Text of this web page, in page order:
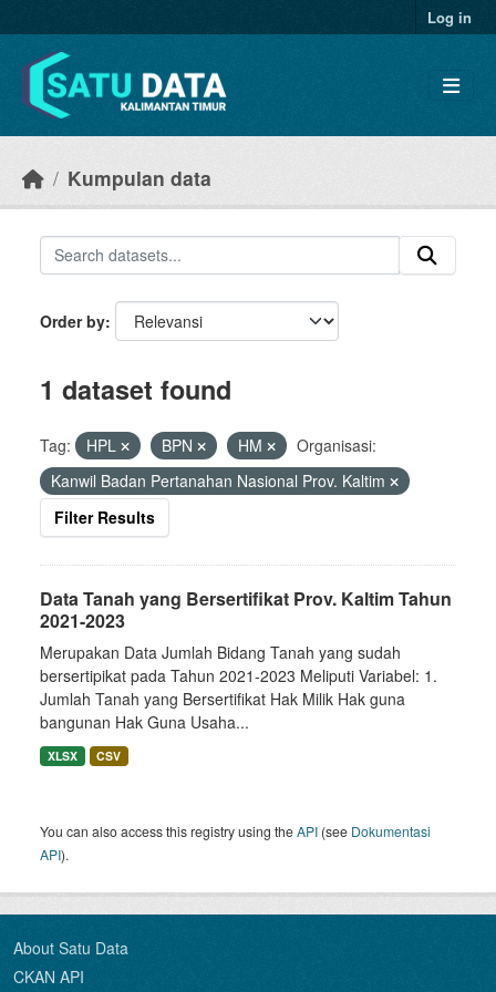
Log in
Kumpulan data
Order by
1 dataset found
Tag: HPL BPN HM
Organisasi:
Kanwil Badan Pertanahan Nasional Prov. Kaltim
Filter Results
Data Tanah yang Bersertifikat Prov. Kaltim Tahun
2021-2023
Merupakan Data Jumlah Bidang Tanah yang sudah
bersertipikat pada Tahun 2021-2023 Meliputi Variabel: 1.
Jumlah Tanah yang Bersertifikat Hak Milik Hak guna
bangunan Hak Guna Usaha...
XLSX CSV
You can also access this registry using theAPI (see Dokumentasi
API).
About Satu Data
CKAN API